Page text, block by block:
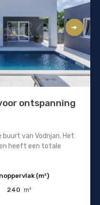
ontspanning
van Vodnjan. Het
heeft een totale
(m²)
240 m²